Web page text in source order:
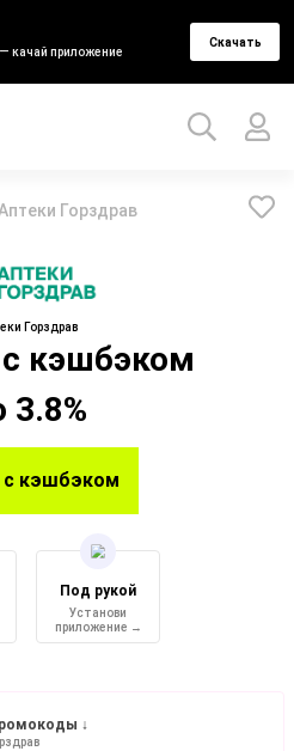
качай приложение
Скачать
Горздрав
Горздрав
кэшбэком
3.8%
с кэшбэком
Под рукой
Установи
приложение →
↓